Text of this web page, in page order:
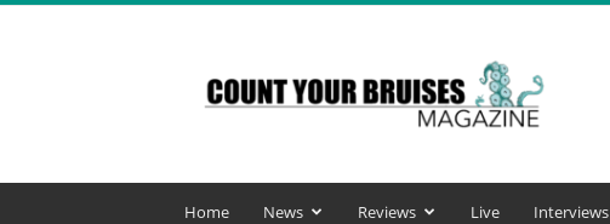
Your
Bruises
Magazine
Home News Reviews Live Interviews